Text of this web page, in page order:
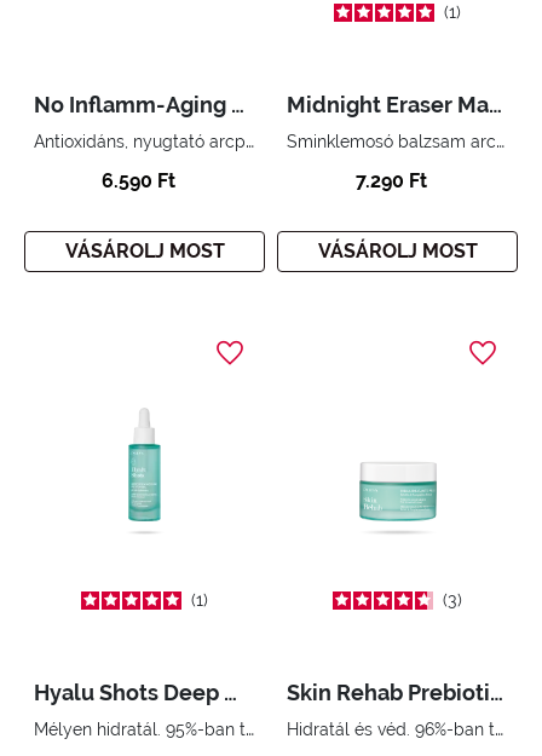
No Inflamm-Aging Soothing Antioxidant Mist
Antioxidáns, nyugtató arcpermet
6.590 Ft
VÁSÁROLJ MOST
1
Midnight Eraser Make-up Removing Balm
Sminklemosó balzsam arcra és szemre E-vitaminnal és mandulaolajjal 93%-ban természetes eredetű összetevőkkel
7.290 Ft
VÁSÁROLJ MOST
1
Hyalu Shots Deep Moisturizing Serum
Mélyen hidratál. 95%-ban természetes eredetű összetevőkkel
3
Skin Rehab Prebiotic Moisturizing Cream
Hidratál és véd. 96%-ban természetes eredetű összetevőkkel